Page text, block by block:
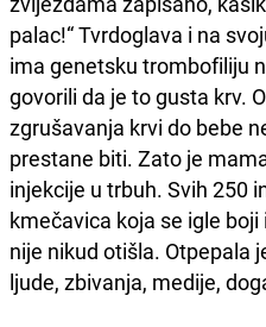
palac!“ Tvrdoglava i na
ima genetsku trombofiliju
govorili da je to gusta krv.
zgrušavanja krvi do bebe
prestane biti. Zato je
injekcije u trbuh. Svih 250
kmečavica koja se igle
nije nikud otišla. Otpepala
ljude, zbivanja, medije,